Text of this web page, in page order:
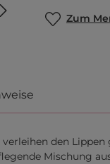
Zum
den
Mischung